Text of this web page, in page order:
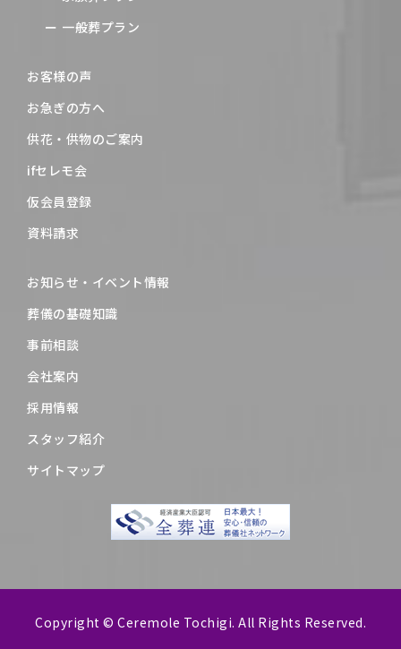
一般葬プラン
お客様の声
お急ぎの方へ
供花・供物のご案内
ifセレモ会
仮会員登録
資料請求
お知らせ・イベント情報
葬儀の基礎知識
事前相談
会社案内
採用情報
スタッフ紹介
サイトマップ
Copyright © Ceremole Tochigi. All Rights Reserved.